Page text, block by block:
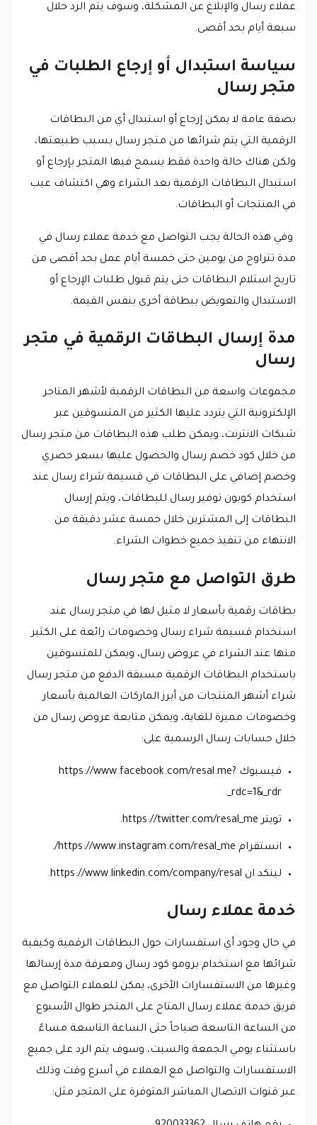
عملاء رسال والإبلاغ عن المشكلة، وسوف يتم الرد خلال
سبعة أيام بحد أقصى.
سياسة استبدال أو إرجاع الطلبات في
متجر رسال
بصفة عامة لا يمكن إرجاع أو استبدال أي من البطاقات
الرقمية التي يتم شرائها من متجر رسال بسبب طبيعتها،
ولكن هناك حالة واحدة فقط يسمح فيها المتجر بإرجاع أو
استبدال البطاقات الرقمية بعد الشراء وهي اكتشاف عيب
في المنتجات أو البطاقات.
وفي هذه الحالة يجب التواصل مع خدمة عملاء رسال في
مدة تتراوح من يومين حتى خمسة أيام عمل بحد أقصى من
تاريخ استلام البطاقات حتى يتم قبول طلبات الإرجاع أو
الاستبدال والتعويض ببطاقة أخرى بنفس القيمة.
مدة إرسال البطاقات الرقمية في متجر
رسال
مجموعات واسعة من البطاقات الرقمية لأشهر المتاجر
الإلكترونية التي يتردد عليها الكثير من المتسوقين عبر
شبكات الانترنت، ويمكن طلب هذه البطاقات من متجر رسال
من خلال كود خصم رسال والحصول عليها بسعر حصري
وخصم إضافي على البطاقات في قسيمة شراء رسال عند
استخدام كوبون توفير رسال للبطاقات، ويتم إرسال
البطاقات إلى المشترين خلال خمسة عشر دقيقة من
الانتهاء من تنفيذ جميع خطوات الشراء.
طرق التواصل مع متجر رسال
بطاقات رقمية بأسعار لا مثيل لها في متجر رسال عند
استخدام قسيمة شراء رسال وخصومات رائعة على الكثير
منها عند الشراء في عروض رسال، ويمكن للمتسوقين
باستخدام البطاقات الرقمية مسبقة الدفع من متجر رسال
شراء أشهر المنتجات من أبرز الماركات العالمية بأسعار
وخصومات مميزة للغاية، ويمكن متابعة عروض رسال من
خلال حسابات رسال الرسمية على:
فيسبوك https://www.facebook.com/resal.me?
_rdc=1&_rdr.
تويتر https://twitter.com/resal_me.
انستقرام https://www.instagram.com/resal_me/.
لينكد ان https://www.linkedin.com/company/resal.
خدمة عملاء رسال
في حال وجود أي استفسارات حول البطاقات الرقمية وكيفية
شرائها مع استخدام برومو كود رسال ومعرفة مدة إرسالها
وغيرها من الاستفسارات الأخرى، يمكن للعملاء التواصل مع
فريق خدمة عملاء رسال المتاح على المتجر طوال الأسبوع
من الساعة التاسعة صباحاً حتى الساعة التاسعة مساءً
باستثناء يومي الجمعة والسبت، وسوف يتم الرد على جميع
الاستفسارات والتواصل مع العملاء في أسرع وقت وذلك
عبر قنوات الاتصال المباشر المتوفرة على المتجر مثل: